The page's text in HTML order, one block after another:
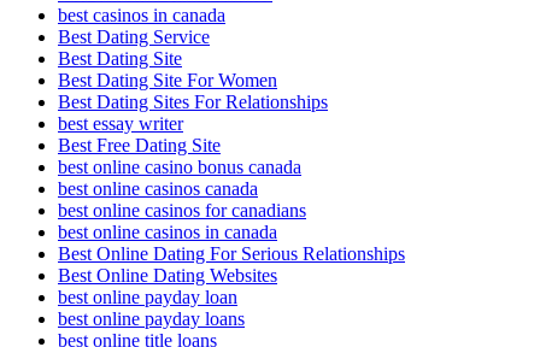
best casinos in canada
Best Dating Service
Best Dating Site
Best Dating Site For Women
Best Dating Sites For Relationships
best essay writer
Best Free Dating Site
best online casino bonus canada
best online casinos canada
best online casinos for canadians
best online casinos in canada
Best Online Dating For Serious Relationships
Best Online Dating Websites
best online payday loan
best online payday loans
best online title loans